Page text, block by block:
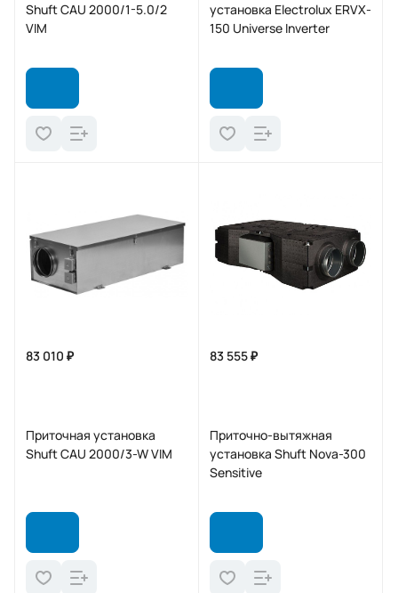
Shuft CAU 2000/1-5.0/2
VIM
установка Electrolux ERVX-
150 Universe Inverter
83 010 ₽
Приточная установка
Shuft CAU 2000/3-W VIM
83 555 ₽
Приточно-вытяжная
установка Shuft Nova-300
Sensitive